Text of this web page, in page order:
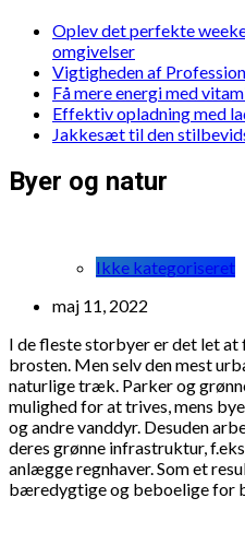
Oplev det perfekte
omgivelser
Vigtigheden af
Få mere energi med
Effektiv opladning med
Jakkesæt til den
Byer og natur
Ikke kategoriseret
maj 11, 2022
I de fleste storbyer er det let
brosten. Men selv den mest
naturlige træk. Parker og
mulighed for at trives, mens
og andre vanddyr. Desuden
deres grønne infrastruktur,
anlægge regnhaver. Som et
bæredygtige og beboelige for